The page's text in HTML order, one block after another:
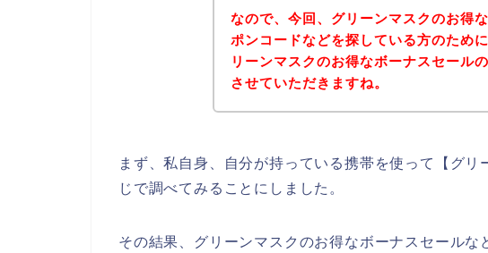
なので、今回、グリーンマスクのお得
ポンコードなどを探している方のため
リーンマスクのお得なボーナスセール
させていただきますね。
まず、私自身、自分が持っている携帯を使って【グ
じで調べてみることにしました。
その結果、グリーンマスクのお得なボーナスセールな